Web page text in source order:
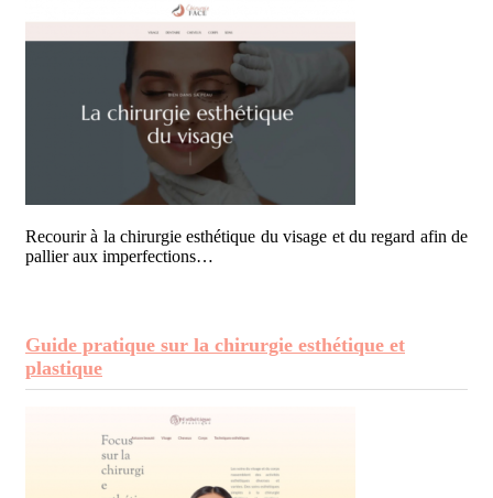
Recourir à la chirurgie esthétique du visage et du regard afin de
pallier aux imperfections…
Guide pratique sur la chirurgie esthétique et
plastique